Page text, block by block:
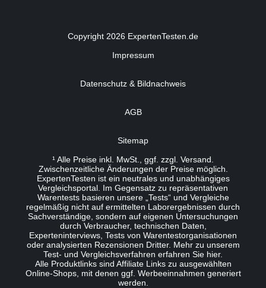
Copyright 2026 ExpertenTesten.de
Impressum
Datenschutz & Bildnachweis
AGB
Sitemap
¹ Alle Preise inkl. MwSt., ggf. zzgl. Versand.
Zwischenzeitliche Änderungen der Preise möglich.
ExpertenTesten ist ein neutrales und unabhängiges
Vergleichsportal. Im Gegensatz zu repräsentativen
Warentests basieren unsere „Tests“ und Vergleiche
regelmäßig nicht auf ermittelten Laborergebnissen durch
Sachverständige, sondern auf eigenen Untersuchungen
durch Verbraucher, technischen Daten,
Experteninterviews, Tests von Warentestorganisationen
oder analysierten Rezensionen Dritter. Mehr zu unserem
Test- und Vergleichsverfahren erfahren Sie hier.
Alle Produktlinks sind Affiliate Links zu ausgewählten
Online-Shops, mit denen ggf. Werbeeinnahmen generiert
werden.